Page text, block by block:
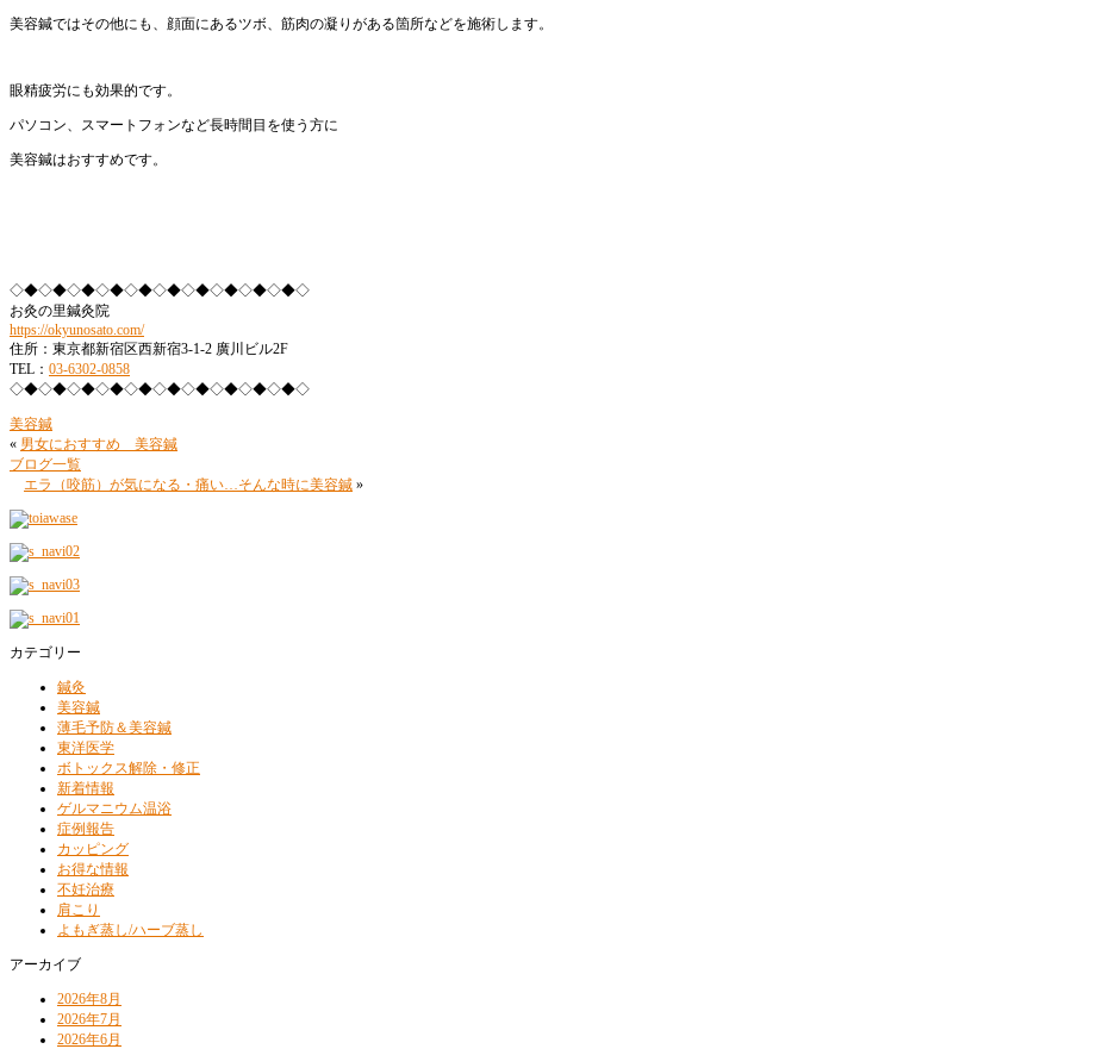
美容鍼ではその他にも、顔面にあるツボ、筋肉の凝りがある箇所などを施術します。
眼精疲労にも効果的です。
パソコン、スマートフォンなど長時間目を使う方に
美容鍼はおすすめです。
◇◆◇◆◇◆◇◆◇◆◇◆◇◆◇◆◇◆◇◆◇
お灸の里鍼灸院
https://okyunosato.com/
住所：東京都新宿区西新宿3-1-2 廣川ビル2F
TEL： 03-6302-0858
◇◆◇◆◇◆◇◆◇◆◇◆◇◆◇◆◇◆◇◆◇
美容鍼
« 男女におすすめ 美容鍼
ブログ一覧
エラ（咬筋）が気になる・痛い…そんな時に美容鍼 »
カテゴリー
鍼灸
美容鍼
薄毛予防＆美容鍼
東洋医学
ボトックス解除・修正
新着情報
ゲルマニウム温浴
症例報告
カッピング
お得な情報
不妊治療
肩こり
よもぎ蒸し/ハーブ蒸し
アーカイブ
2026年8月
2026年7月
2026年6月